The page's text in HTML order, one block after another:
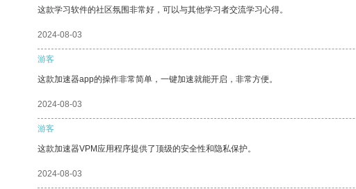
这款学习软件的社区氛围非常好，可以与其他学习者交流学习心得。
2024-08-03
游客
这款加速器app的操作非常简单，一键加速就能开启，非常方便。
2024-08-03
游客
这款加速器VPM应用程序提供了顶级的安全性和隐私保护。
2024-08-03